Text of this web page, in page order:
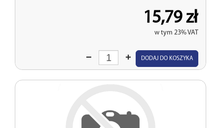
15,79 zł
w tym 23% VAT
Wprowadź
DODAJ DO KOSZYKA